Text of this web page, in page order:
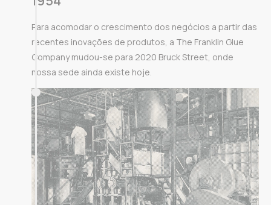
Para acomodar o crescimento dos negócios a partir das
recentes inovações de produtos, a The Franklin Glue
Company mudou-se para 2020 Bruck Street, onde
nossa sede ainda existe hoje.